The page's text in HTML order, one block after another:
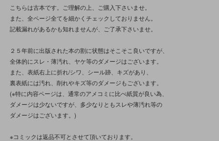
こちらは古本です。ご理解の上、ご購入下さいませ。
また、全ページ全てを細かくチェックしておりません。
記載漏れがあるかも知れませんが、ご了承下さいませ。
２５年前に出版された本の割に状態はそこそこ良いですが、
全体的にスレ・薄汚れ、ヤケ等のダメージはございます。
また、表紙右上に折れ/シワ、シール跡、キズがあり、
裏表紙には汚れ、削れやキズ等のダメージもございます。
(※特に内容ページは、通常のアメコミに比べ紙質が良い為、
ダメージは少ないですが、多少なりともスレや薄汚れ等の
ダメージはございます。)
※コミックは返品不可とさせて頂いております。